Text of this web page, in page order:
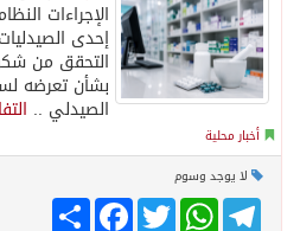
الإجراءات
إحدى
التحقق من
بشأن تعرضه
الصيدلي ..
أخبار محلية
لا يوجد وسوم
انشر
FacebookTwitter
WhatsAppTelegram